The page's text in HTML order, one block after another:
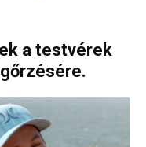
a testvérek